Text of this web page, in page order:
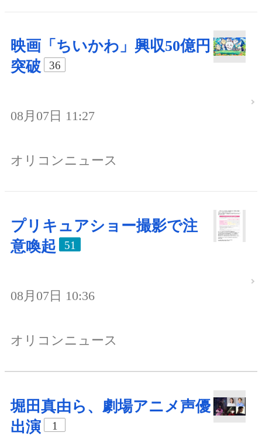
映画「ちいかわ」興収50億円
突破
36
08月07日 11:27
オリコンニュース
プリキュアショー撮影で注
意喚起
51
08月07日 10:36
オリコンニュース
堀田真由ら、劇場アニメ声優
出演
1